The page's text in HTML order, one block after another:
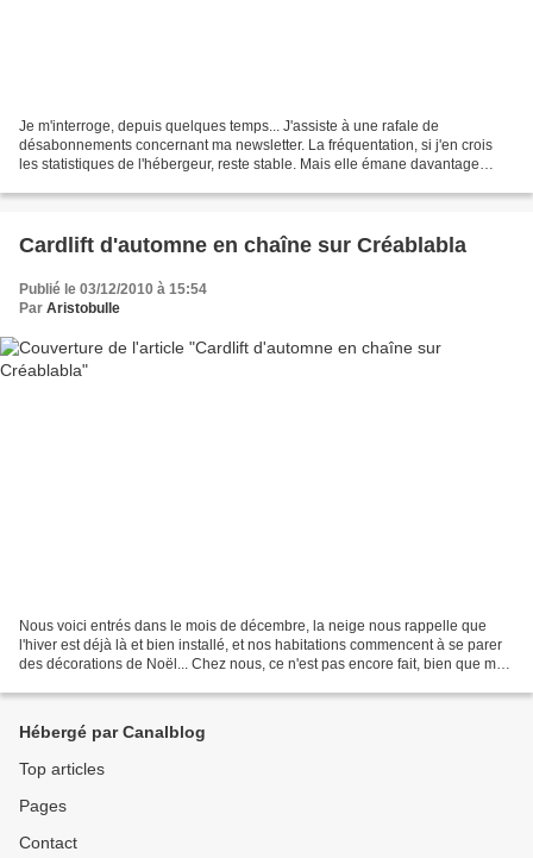
Je m'interroge, depuis quelques temps... J'assiste à une rafale de
désabonnements concernant ma newsletter. La fréquentation, si j'en crois
les statistiques de l'hébergeur, reste stable. Mais elle émane davantage
Cardlift d'automne en chaîne sur Créablabla
Publié le 03/12/2010 à 15:54
Par Aristobulle
Nous voici entrés dans le mois de décembre, la neige nous rappelle que
l'hiver est déjà là et bien installé, et nos habitations commencent à se parer
des décorations de Noël... Chez nous, ce n'est pas encore fait, bien que mon
Hébergé par Canalblog
Top articles
Pages
Contact